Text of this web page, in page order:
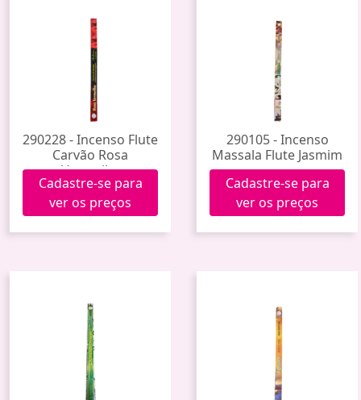
290228 - Incenso Flute
Carvão Rosa
Vermelha
Cadastre-se para
ver os preços
290105 - Incenso
Massala Flute Jasmim
Cadastre-se para
ver os preços